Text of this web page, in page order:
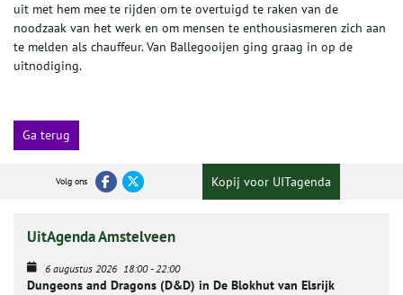
uit met hem mee te rijden om te overtuigd te raken van de
noodzaak van het werk en om mensen te enthousiasmeren zich aan
te melden als chauffeur. Van Ballegooijen ging graag in op de
uitnodiging.
Ga terug
Volg ons Kopij voor UITagenda
UitAgenda Amstelveen
6 augustus 2026 18:00-22:00
Dungeons and Dragons (D&D) in De Blokhut van Elsrijk